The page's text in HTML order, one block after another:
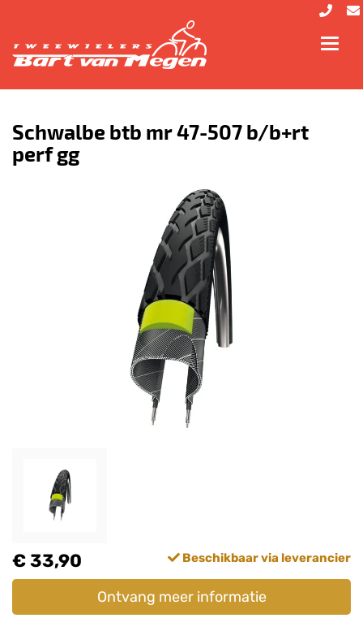
Schwalbe btb mr 47-507 b/b+rt
perf gg
€ 33,90 Beschikbaar via leverancier
Ontvang meer informatie